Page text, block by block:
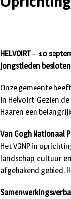
HELVOIRT – 10
jongstleden besloten
Onze gemeente
in Helvoirt. Gezien
Haaren een
Van Gogh Nationaal
Het VGNP in
landschap, cultuur
afgebakend gebied.